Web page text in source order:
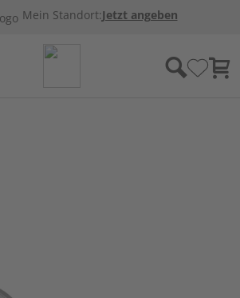
Mein Standort:Jetzt angeben